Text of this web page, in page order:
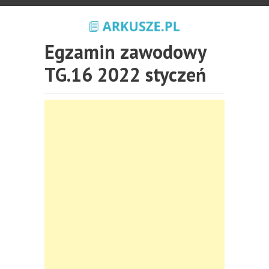
Egzamin zawodowy
TG.16 2022 styczeń